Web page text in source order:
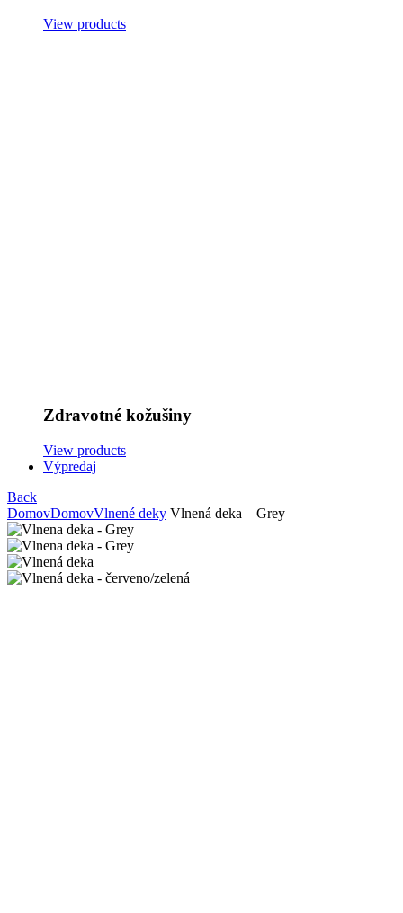
View products
Zdravotné kožušiny
View products
Výpredaj
Back
DomovDomovVlnené deky Vlnená deka – Grey